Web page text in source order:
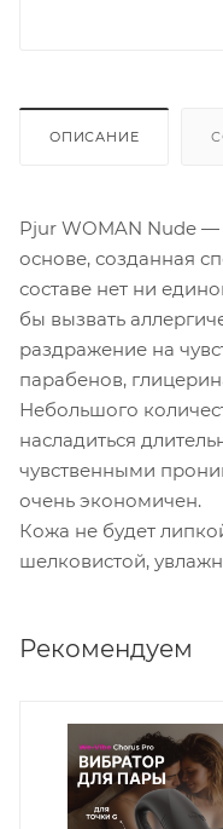
ОПИСАНИЕ
Pjur WOMAN Nude
основе, созданная
составе нет ни
бы вызвать
раздражение на
парабенов,
Небольшого
насладиться
чувственными
очень экономичен.
Кожа не будет
шелковистой,
Рекомендуем